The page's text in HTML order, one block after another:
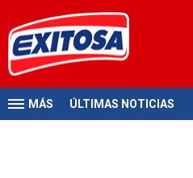
MÁS ÚLTIMAS NOTICIAS